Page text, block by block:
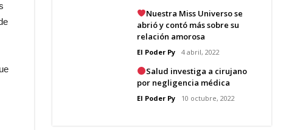
Nuestra Miss Universo se
abrió y contó más sobre su
relación amorosa
El Poder Py 4 abril, 2022
Salud investiga a cirujano
por negligencia médica
El Poder Py 10 octubre, 2022